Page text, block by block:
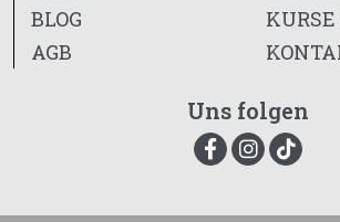
BLOG
AGB
Uns folgen